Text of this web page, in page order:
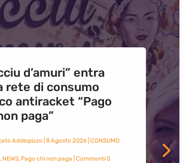
d’amuri” entra
rete di consumo
antiracket “Pago
paga”
Addiopizzo| 8 Agosto 2026| CONSUMO
,NEWS,Pago chi non paga | Commenti 0